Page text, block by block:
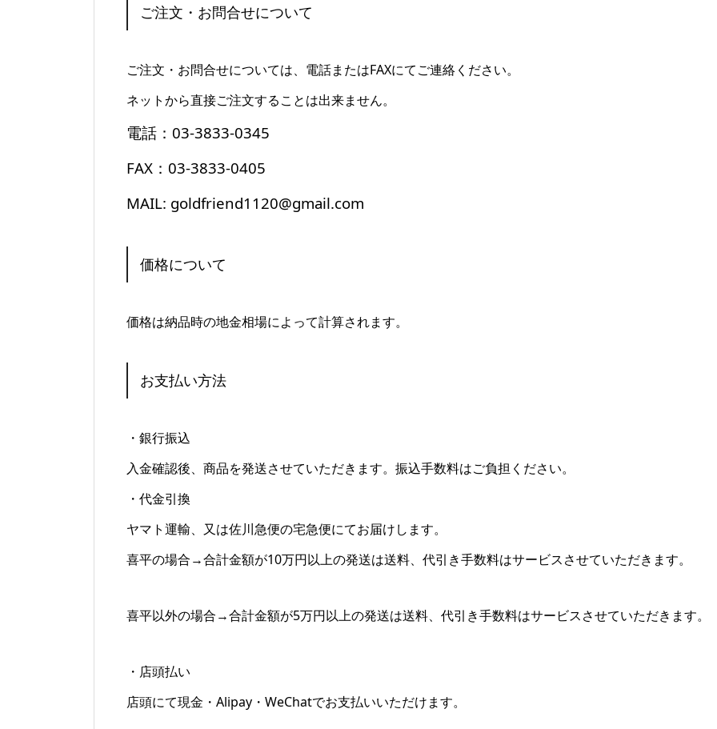
ご注文・お問合せについて
ご注文・お問合せについては、電話またはFAXにてご連絡ください。
ネットから直接ご注文することは出来ません。
電話：03-3833-0345
FAX：03-3833-0405
MAIL: goldfriend1120@gmail.com
価格について
価格は納品時の地金相場によって計算されます。
お支払い方法
・銀行振込
入金確認後、商品を発送させていただきます。振込手数料はご負担ください。
・代金引換
ヤマト運輸、又は佐川急便の宅急便にてお届けします。
喜平の場合→合計金額が10万円以上の発送は送料、代引き手数料はサービスさせていただきます。
喜平以外の場合→合計金額が5万円以上の発送は送料、代引き手数料はサービスさせていただきます。
・店頭払い
店頭にて現金・Alipay・WeChatでお支払いいただけます。